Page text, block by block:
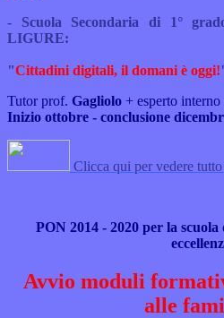
- Scuola Secondaria di 1°
LIGURE:
"Cittadini digitali, il domani è oggi!
Tutor prof. Gagliolo + esperto
Inizio ottobre - conclusione
Clicca qui per vedere
PON 2014 - 2020 per la scuola
Avvio moduli
alle